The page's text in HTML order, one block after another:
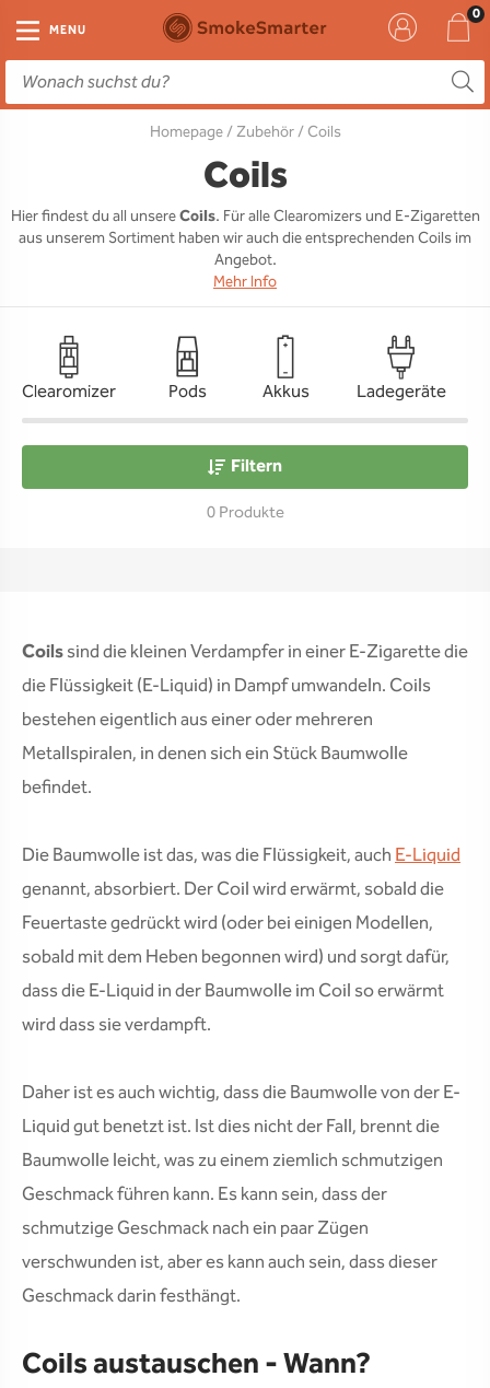
MENU E-Zigarette
E-Zigaretten Starter-Sets
Clearomizer
Coils
Einweg
Einweg Vape
Liquids
E-Liquid
Base
Zubehör
Clearomizer
Driptips
Akkus
Ladegeräte
Ersatzgläser
DIY
Aromen
Wick & Coils
Liquid Flaschen
Homepage/Zubehör/ Coils
Coils
Hier findest du all unsereCoils. Für alle Clearomizers und E-Zigaretten
aus unserem Sortiment haben wir auch die entsprechenden Coils im
Angebot.
Mehr Info
Clearomizer Pods Akkus Ladegeräte
Filtern
0 Produkte
Coilssind die kleinen Verdampfer in einer E-Zigarette die
die Flüssigkeit (E-Liquid) in Dampf umwandeln. Coils
bestehen eigentlich aus einer oder mehreren
Metallspiralen, in denen sich ein Stück Baumwolle
befindet.
Die Baumwolle ist das, was die Flüssigkeit, auchE-Liquid
genannt, absorbiert. Der Coil wird erwärmt, sobald die
Feuertaste gedrückt wird (oder bei einigen Modellen,
sobald mit dem Heben begonnen wird) und sorgt dafür,
dass die E-Liquid in der Baumwolle im Coil so erwärmt
wird dass sie verdampft.
Daher ist es auch wichtig, dass die Baumwolle von der E-
Liquid gut benetzt ist. Ist dies nicht der Fall, brennt die
Baumwolle leicht, was zu einem ziemlich schmutzigen
Geschmack führen kann. Es kann sein, dass der
schmutzige Geschmack nach ein paar Zügen
verschwunden ist, aber es kann auch sein, dass dieser
Geschmack darin festhängt.
Coils austauschen - Wann?